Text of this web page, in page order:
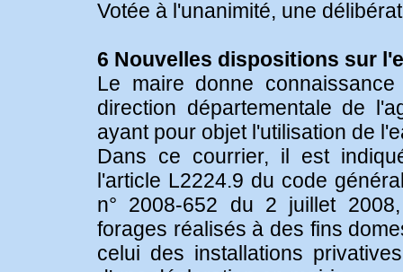
Votée à l'unanimité, une
6 Nouvelles dispositions sur
Le maire donne
direction départementale de
ayant pour objet l'utilisation de
Dans ce courrier, il est
l'article L2224.9 du code
n° 2008-652 du 2 juillet
forages réalisés à des fins
celui des installations